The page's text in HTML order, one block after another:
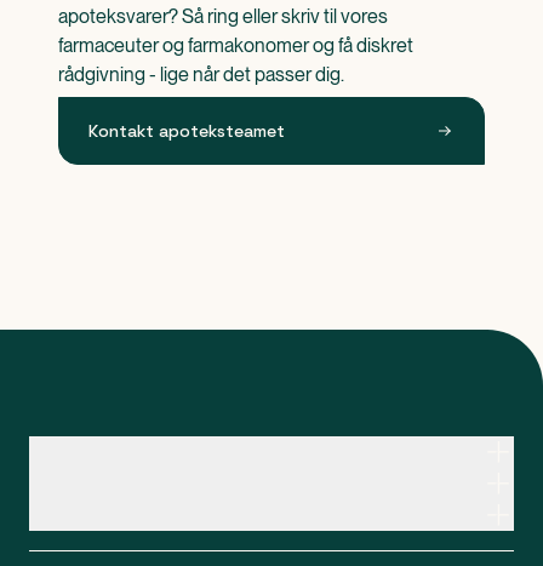
apoteksvarer? Så ring eller skriv til vores
farmaceuter og farmakonomer og få diskret
rådgivning - lige når det passer dig.
Kontakt apoteksteamet
CVR: 37983446
Apopro guider